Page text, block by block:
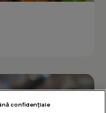
confidențiale